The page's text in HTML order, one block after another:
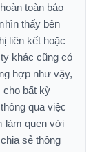
toàn bảo
thấy bên
liên kết hoặc
khác cũng có
hợp như vậy,
cho bất kỳ
qua việc
làm quen với
sẻ thông